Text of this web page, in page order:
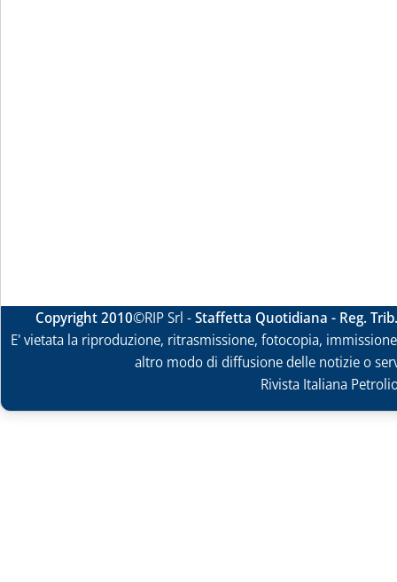
Copyright 2010©RIP Srl -Staffetta Quotidiana - Reg.
E' vietata la riproduzione, ritrasmissione, fotocopia,
altro modo di diffusione delle notizie o
Rivista Italiana